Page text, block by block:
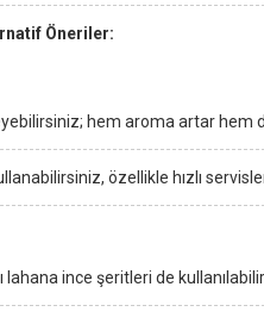
Öneriler:
hem aroma artar hem
özellikle hızlı
lahana ince şeritleri de